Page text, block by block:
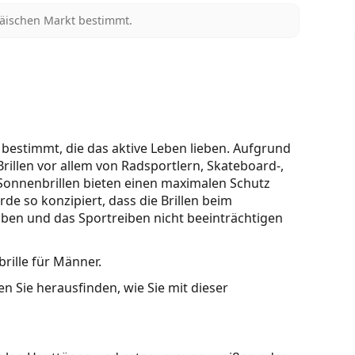
Markt bestimmt.
die das aktive Leben lieben. Aufgrund
vor allem von Radsportlern, Skateboard-,
bieten einen maximalen Schutz
so konzipiert, dass die Brillen beim
und das Sportreiben nicht beeinträchtigen
für Männer.
Sie herausfinden, wie Sie mit dieser